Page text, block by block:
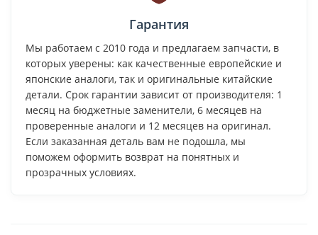
Гарантия
Мы работаем с 2010 года и предлагаем запчасти, в
которых уверены: как качественные европейские и
японские аналоги, так и оригинальные китайские
детали. Срок гарантии зависит от производителя: 1
месяц на бюджетные заменители, 6 месяцев на
проверенные аналоги и 12 месяцев на оригинал.
Если заказанная деталь вам не подошла, мы
поможем оформить возврат на понятных и
прозрачных условиях.